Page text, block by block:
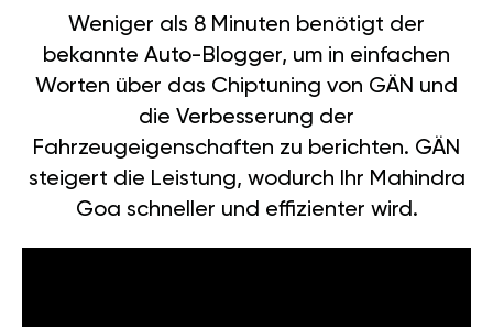
Weniger als 8 Minuten benötigt der
bekannte Auto-Blogger, um in einfachen
Worten über das Chiptuning von GÄN und
die Verbesserung der
Fahrzeugeigenschaften zu berichten. GÄN
steigert die Leistung, wodurch Ihr Mahindra
Goa schneller und effizienter wird.